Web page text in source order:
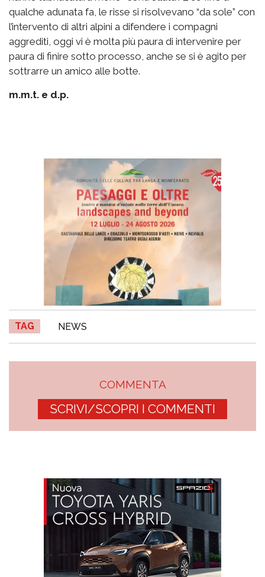
qualche adunata fa, le risse si risolvevano “da sole” con
l’intervento di altri alpini a difendere i compagni
aggrediti, oggi vi è molta più paura di intervenire per
paura di finire sotto processo, anche se si è agito per
sottrarre un amico alle botte.
m.m.t. e d.p.
TAG NEWS
COMMENTA
SCRIVI/SCOPRI I COMMENTI